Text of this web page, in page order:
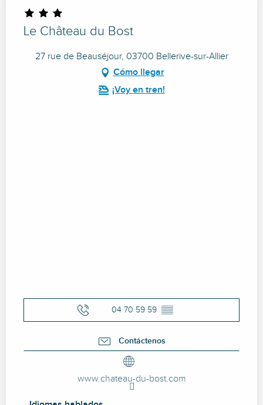
Le Château du Bost
27 rue de Beauséjour, 03700 Bellerive-sur-Allier
Cómo llegar
¡Voy en tren!
04 70 59 59 ▒▒
Contáctenos
www.chateau-du-bost.com